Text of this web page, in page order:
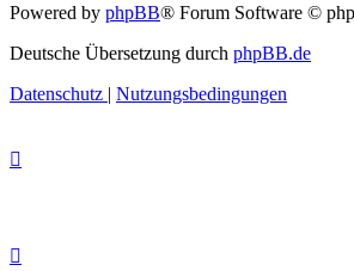
Powered by phpBB® Forum Software ©
Deutsche Übersetzung durch phpBB.de
Datenschutz | Nutzungsbedingungen